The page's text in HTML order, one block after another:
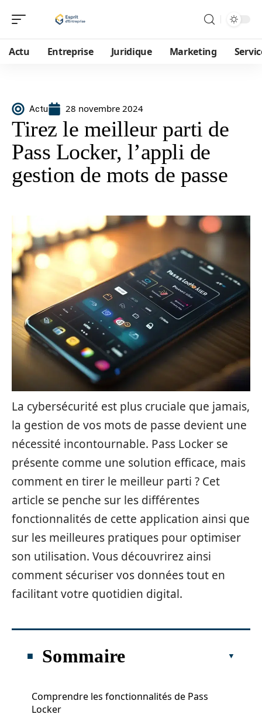
Actu Entreprise Juridique Marketing
Actu 28 novembre 2024
Tirez le meilleur parti de
Pass Locker, l’appli de
gestion de mots de passe
La cybersécurité est plus cruciale que jamais,
la gestion de vos mots de passe devient une
nécessité incontournable. Pass Locker se
présente comme une solution efficace, mais
comment en tirer le meilleur parti ? Cet
article se penche sur les différentes
fonctionnalités de cette application ainsi que
sur les meilleures pratiques pour optimiser
son utilisation. Vous découvrirez ainsi
comment sécuriser vos données tout en
facilitant votre quotidien digital.
Sommaire
Comprendre les fonctionnalités de Pass
Locker